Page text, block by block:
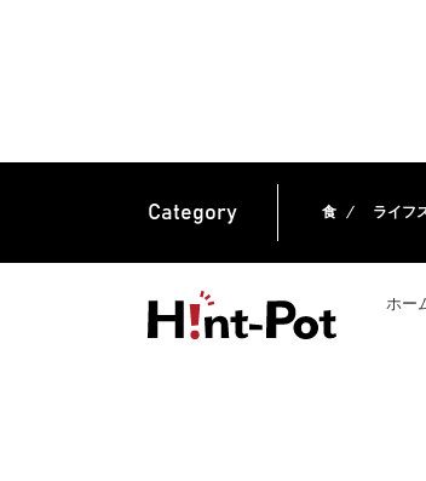
Category 食 ライフ
ホー